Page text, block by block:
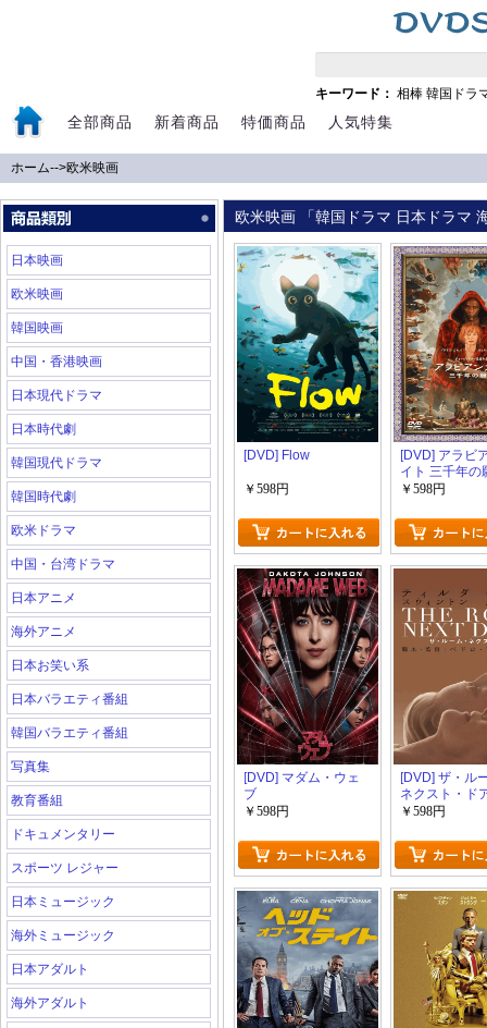
キーワード： 相棒 韓国ドラ
全部商品 新着商品 特価商品 人気特集
ホーム-->欧米映画
日本映画
欧米映画
韓国映画
中国・香港映画
日本現代ドラマ
日本時代劇
韓国現代ドラマ
韓国時代劇
欧米ドラマ
中国・台湾ドラマ
日本アニメ
海外アニメ
日本お笑い系
日本バラエティ番組
韓国バラエティ番組
写真集
教育番組
ドキュメンタリー
スポーツ レジャー
日本ミュージック
海外ミュージック
日本アダルト
海外アダルト
欧米映画 「韓国ドラマ 日本ドラマ
[DVD] Flow
￥598円
[DVD] アラビ
イト 三千年の
￥598円
[DVD] マダム・ウェ
ブ
￥598円
[DVD] ザ・ル
ネクスト・ド
￥598円